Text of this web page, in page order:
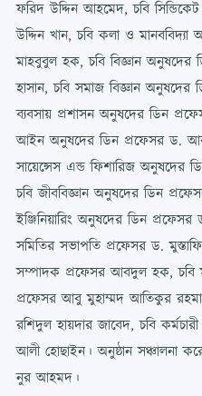
ফরিদ উদ্দিন আহমেদ, চবি
উদ্দিন খান, চবি কলা ও
মাহবুবুল হক, চবি বিজ্ঞান অনুষদের
হাসান, চবি সমাজ বিজ্ঞান অনুষদের
ব্যবসায় প্রশাসন অনুষদের ডিন
আইন অনুষদের ডিন প্রফেসর ড.
সায়েন্সেস এন্ড ফিশারিজ
চবি জীববিজ্ঞান অনুষদের ডিন
ইঞ্জিনিয়ারিং অনুষদের ডিন
সমিতির সভাপতি প্রফেসর ড.
সম্পাদক প্রফেসর আবদুল হক, চবি
প্রফেসর আবু মুহাম্মদ আতিকুর
রশিদুল হায়দার জাবেদ, চবি
আলী হোছাইন। অনুষ্ঠান সঞ্চালনা
নুর আহমদ।